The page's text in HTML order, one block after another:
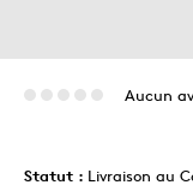
Aucun
Statut : Livraison au